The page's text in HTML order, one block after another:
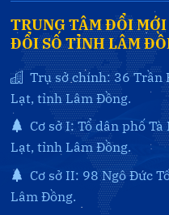
TRUNG TÂM ĐỔI MỚI
ĐỔI SỐ TỈNH LÂM
Trụ sở chính: 36 Trần
Lạt, tỉnh Lâm Đồng.
Cơ sở I: Tổ dân phố
Lạt, tỉnh Lâm Đồng.
Cơ sở II: 98 Ngô Đức
Lâm Đồng.